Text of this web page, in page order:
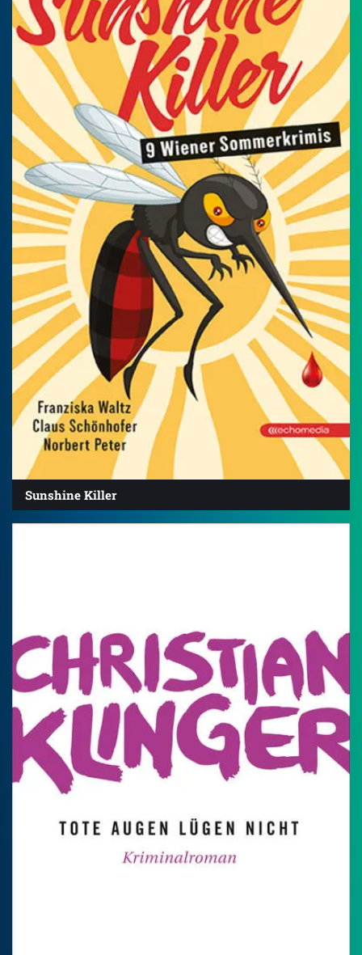
Sunshine Killer